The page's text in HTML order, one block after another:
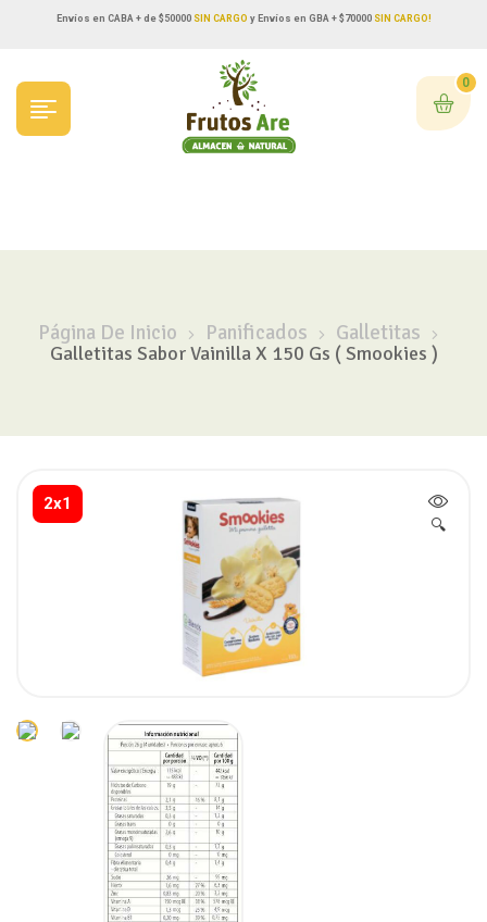
Envíos en CABA + de $50000SIN CARGO y Envíos en GBA + $70000 SIN CARGO!
0
Página De Inicio Panificados Galletitas
Galletitas Sabor Vainilla X 150 Gs ( Smookies )
2x1
🔍